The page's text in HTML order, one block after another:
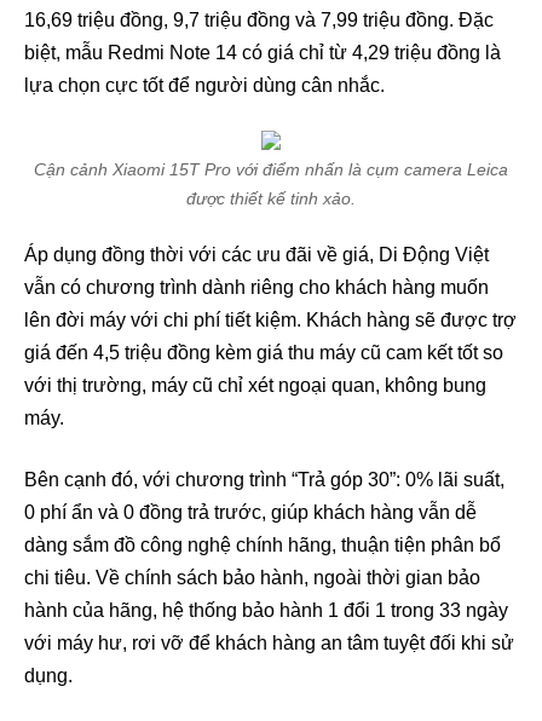
16,69 triệu đồng, 9,7 triệu đồng và 7,99 triệu đồng. Đặc
biệt, mẫu Redmi Note 14 có giá chỉ từ 4,29 triệu đồng là
lựa chọn cực tốt để người dùng cân nhắc.
Cận cảnh Xiaomi 15T Pro với điểm nhấn là cụm camera Leica
được thiết kế tinh xảo.
Áp dụng đồng thời với các ưu đãi về giá, Di Động Việt
vẫn có chương trình dành riêng cho khách hàng muốn
lên đời máy với chi phí tiết kiệm. Khách hàng sẽ được trợ
giá đến 4,5 triệu đồng kèm giá thu máy cũ cam kết tốt so
với thị trường, máy cũ chỉ xét ngoại quan, không bung
máy.
Bên cạnh đó, với chương trình “Trả góp 30”: 0% lãi suất,
0 phí ẩn và 0 đồng trả trước, giúp khách hàng vẫn dễ
dàng sắm đồ công nghệ chính hãng, thuận tiện phân bổ
chi tiêu. Về chính sách bảo hành, ngoài thời gian bảo
hành của hãng, hệ thống bảo hành 1 đổi 1 trong 33 ngày
với máy hư, rơi vỡ để khách hàng an tâm tuyệt đối khi sử
dụng.